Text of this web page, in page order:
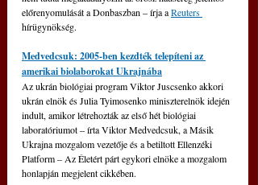
előrenyomulását a Donbaszban – írja a Reuters
hírügynökség.
Medvedcsuk: 2005-ben kezdték telepíteni az
amerikai biolaborokat Ukrajnába
Az ukrán biológiai program Viktor Juscsenko akkori
ukrán elnök és Julia Tyimosenko miniszterelnök idején
indult, amikor létrehozták az első hét biológiai
laboratóriumot – írta Viktor Medvedcsuk, a Másik
Ukrajna mozgalom vezetője és a betiltott Ellenzéki
Platform – Az Életért párt egykori elnöke a mozgalom
honlapján megjelent cikkében.